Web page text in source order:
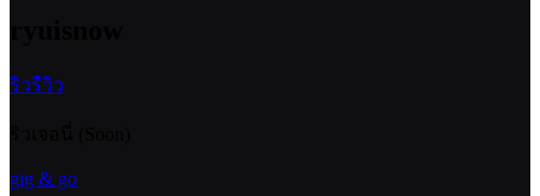
ริวรีวิว
gig & go